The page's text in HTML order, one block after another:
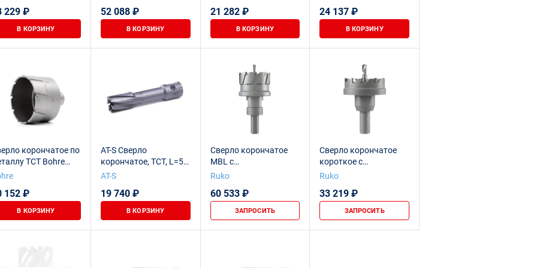
229 ₽
В КОРЗИНУ
52 088 ₽
В КОРЗИНУ
21 282 ₽
В КОРЗИНУ
24 137 ₽
В КОРЗИНУ
корончатое по
TCT Bohre
152 ₽
В КОРЗИНУ
AT-S Сверло
корончатое, TCT, L=50
мм, d=100 мм,
AT-S
19 740 ₽
В КОРЗИНУ
Сверло корончатое
MBL с
твердосплавными
Ruko
60 533 ₽
ЗАПРОСИТЬ
Сверло корончатое
короткое с
твердосплавными
Ruko
33 219 ₽
ЗАПРОСИТЬ